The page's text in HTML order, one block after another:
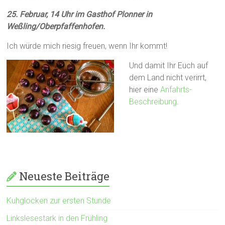
25. Februar, 14 Uhr im Gasthof Plonner in
Weßling/Oberpfaffenhofen.
Ich würde mich riesig freuen, wenn Ihr kommt!
Und damit Ihr Euch auf
dem Land nicht verirrt,
hier eineAnfahrts-
Beschreibung
Neueste Beiträge
Kuhglocken zur ersten Stunde
Linkslesestark in den Frühling